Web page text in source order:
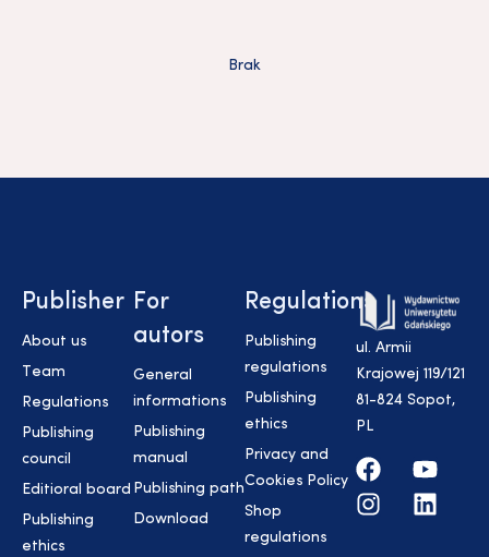
Brak
Publisher
About us
Team
Regulations
Publishing
council
Editioral board
Publishing
ethics
For
autors
General
informations
Publishing
manual
Publishing path
Download
Regulations
Publishing
regulations
Publishing
ethics
Privacy and
Cookies Policy
Shop
regulations
ul. Armii
Krajowej 119/121
81-824 Sopot,
PL